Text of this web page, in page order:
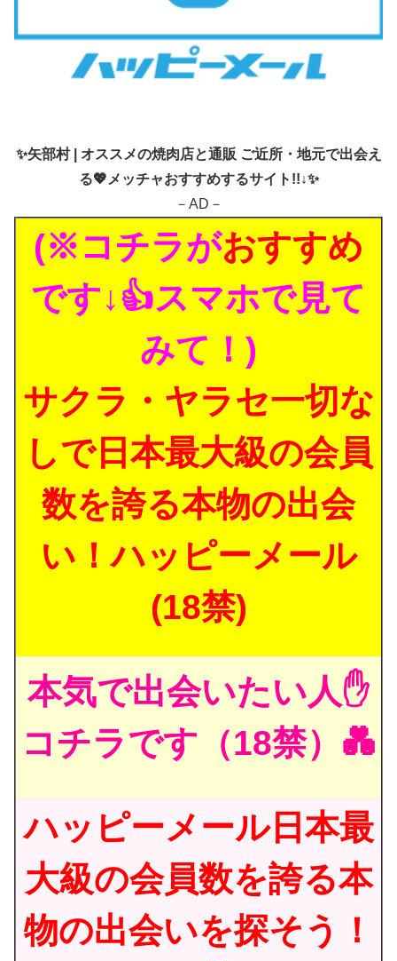
✨矢部村 | オススメの焼肉店と通販 ご近所・地元で出会え
る💖メッチャおすすめするサイト!!↓✨
－AD－
(※コチラがおすすめ
です↓👍スマホで見て
みて！)
サクラ・ヤラセ一切な
しで日本最大級の会員
数を誇る本物の出会
い！ハッピーメール
(18禁)
本気で出会いたい人✋
コチラです（18禁）💑
ハッピーメール日本最
大級の会員数を誇る本
物の出会いを探そう！